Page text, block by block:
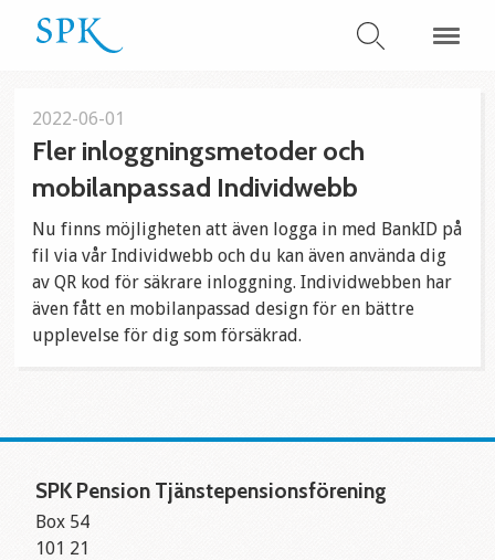
2022-06-01
Fler inloggningsmetoder och
mobilanpassad Individwebb
Nu finns möjligheten att även logga in med BankID på
fil via vår Individwebb och du kan även använda dig
av QR kod för säkrare inloggning. Individwebben har
även fått en mobilanpassad design för en bättre
upplevelse för dig som försäkrad.
SPK Pension Tjänstepensionsförening
Box 54
101 21